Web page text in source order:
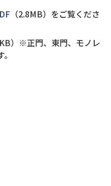
（2.8MB）をご覧くださ
）※正門、東門、モノレ